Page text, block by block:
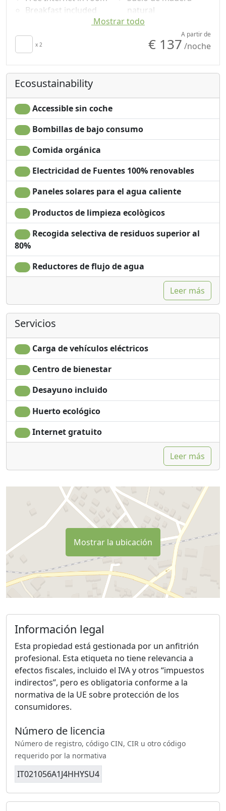
Breakfast included
secador de pelo
Towels
Cupboard or
Wardrobe
Ironing facilities
natural
Shower
Champú sin plástico,
no monodosis
Mountain view
Mostrar todo
x 2
A partir de
€ 137 /noche
Ecosustainability
Accessible sin coche
Bombillas de bajo consumo
Comida orgánica
Electricidad de Fuentes 100% renovables
Paneles solares para el agua caliente
Productos de limpieza ecològicos
Recogida selectiva de residuos superior al
80%
Reductores de flujo de agua
Leer más
Servicios
Carga de vehículos eléctricos
Centro de bienestar
Desayuno incluido
Huerto ecológico
Internet gratuito
Leer más
Mostrar la ubicación
Información legal
Esta propiedad está gestionada por un anfitrión
profesional. Esta etiqueta no tiene relevancia a
efectos fiscales, incluido el IVA y otros “impuestos
indirectos”, pero es obligatoria conforme a la
normativa de la UE sobre protección de los
consumidores.
Número de licencia
Número de registro, código CIN, CIR u otro código
requerido por la normativa
IT021056A1J4HHYSU4